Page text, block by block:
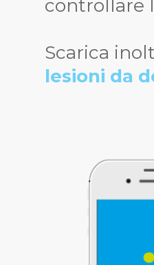
controllare
Scarica
lesioni da